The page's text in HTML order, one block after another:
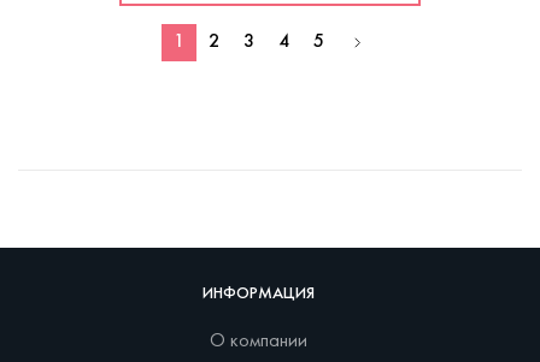
1 2 3 4 5
ИНФОРМАЦИЯ
О компании